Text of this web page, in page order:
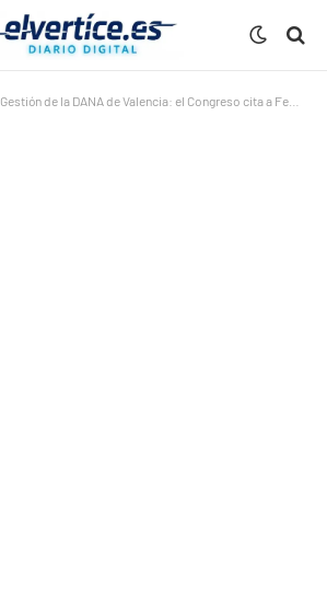
Gestión de la DANA de Valencia: el Congreso cita a Feijóo para que rinda cuentas